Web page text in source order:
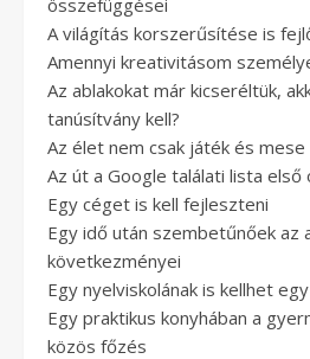
összefüggései
A világítás korszerűsítése is
Amennyi kreativitásom
Az ablakokat már kicseréltük,
tanúsítvány kell?
Az élet nem csak játék és mese
Az út a Google találati lista első
Egy céget is kell fejleszteni
Egy idő után szembetűnőek az
következményei
Egy nyelviskolának is kellhet
Egy praktikus konyhában a
közös főzés